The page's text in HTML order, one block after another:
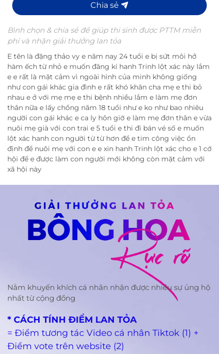
Chia sẻ
Bình chọn & chia sẻ để giúp thi sinh được PTTM miễn
phí và nhận giải thưởng lan tỏa
E tên là đặng thảo vy e năm nay 24 tuổi e bị sứt môi hở
hàm ếch từ nhỏ e muốn đăng kí hanh Trinh lột xác này lắm
e e rất là mặt cảm vì ngoài hình của minh không giống
như con gái khác gia đình e rất khó khăn cha mẹ e thi bỏ
nhau e ở với mẹ mẹ e thi bệnh nhiều lắm e làm mẹ đơn
thân nữa e lấy chồng năm 18 tuổi như e ko như bao nhiêu
người con gái khác e ca ly hôn giờ e làm mẹ đơn thân e vừa
nuôi mẹ già với con trai e 5 tuổi e thi đi bán vé số e muốn
lột xác hanh con người từ từ hơn để e tim công việc ổn
định để nuôi mẹ với con e e xin hanh Trinh lột xác cho e 1 cớ
hội để e được làm con người mới không còn mặt cảm với
xã hội này
Nằm khuyến khích cá nhân nhận được nhiều sự ủng hộ
nhất từ cộng đồng
* CÁCH TÍNH ĐIỂM LAN TỎA
= Điểm tương tác Video cá nhân Tiktok (1) +
Điểm vote trên website (2)